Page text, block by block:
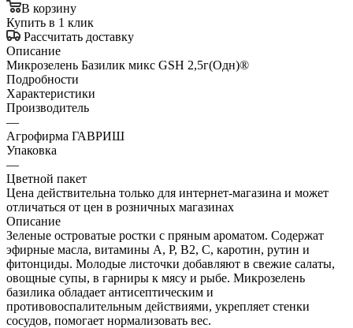
В корзину
Купить в 1 клик
Рассчитать доставку
Описание
Микрозелень Базилик микс GSH 2,5г(Одн)®
Подробности
Характеристики
Производитель
—
Агрофирма ГАВРИШ
Упаковка
—
Цветной пакет
Цена действительна только для интернет-магазина и может
отличаться от цен в розничных магазинах
Описание
Зеленые островатые ростки с пряным ароматом. Содержат
эфирные масла, витамины А, Р, В2, С, каротин, рутин и
фитонциды. Молодые листочки добавляют в свежие салаты,
овощные супы, в гарниры к мясу и рыбе. Микрозелень
базилика обладает антисептическим и
противовоспалительным действиями, укрепляет стенки
сосудов, помогает нормализовать вес.